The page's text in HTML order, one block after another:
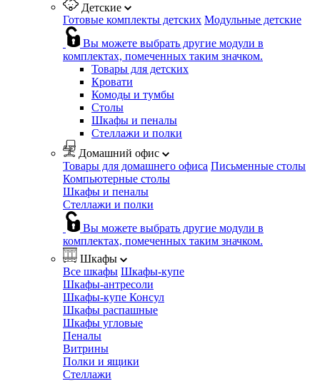
Детские
Готовые комплекты детских Модульные детские
Вы можете выбрать другие модули в
комплектах, помеченных таким значком.
Товары для детских
Кровати
Комоды и тумбы
Столы
Шкафы и пеналы
Стеллажи и полки
Домашний офис
Товары для домашнего офиса Письменные столы
Компьютерные столы
Шкафы и пеналы
Стеллажи и полки
Вы можете выбрать другие модули в
комплектах, помеченных таким значком.
Шкафы
Все шкафы Шкафы-купе
Шкафы-антресоли
Шкафы-купе Консул
Шкафы распашные
Шкафы угловые
Пеналы
Витрины
Полки и ящики
Стеллажи